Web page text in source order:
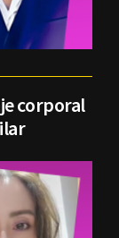
corporal